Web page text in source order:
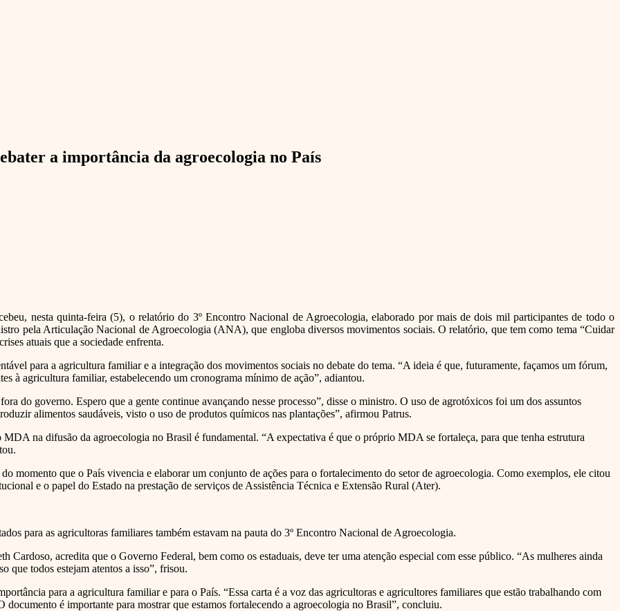
a importância da agroecologia no País
nesta quinta-feira (5), o relatório do 3º Encontro Nacional de Agroecologia, elaborado por mais de dois mil participantes de todo o
pela Articulação Nacional de Agroecologia (ANA), que engloba diversos movimentos sociais. O relatório, que tem como tema “Cuidar
atuais que a sociedade enfrenta.
para a agricultura familiar e a integração dos movimentos sociais no debate do tema. “A ideia é que, futuramente, façamos um fórum,
à agricultura familiar, estabelecendo um cronograma mínimo de ação”, adiantou.
do governo. Espero que a gente continue avançando nesse processo”, disse o ministro. O uso de agrotóxicos foi um dos assuntos
alimentos saudáveis, visto o uso de produtos químicos nas plantações”, afirmou Patrus.
na difusão da agroecologia no Brasil é fundamental. “A expectativa é que o próprio MDA se fortaleça, para que tenha estrutura
momento que o País vivencia e elaborar um conjunto de ações para o fortalecimento do setor de agroecologia. Como exemplos, ele citou
e o papel do Estado na prestação de serviços de Assistência Técnica e Extensão Rural (Ater).
para as agricultoras familiares também estavam na pauta do 3º Encontro Nacional de Agroecologia.
Cardoso, acredita que o Governo Federal, bem como os estaduais, deve ter uma atenção especial com esse público. “As mulheres ainda
que todos estejam atentos a isso”, frisou.
para a agricultura familiar e para o País. “Essa carta é a voz das agricultoras e agricultores familiares que estão trabalhando com
documento é importante para mostrar que estamos fortalecendo a agroecologia no Brasil”, concluiu.